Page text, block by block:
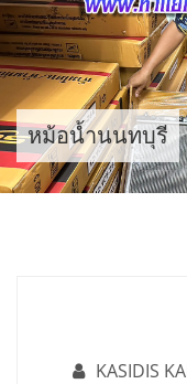
Skip
to
content
หม้อน้ำนนทบุรี
KASIDIS